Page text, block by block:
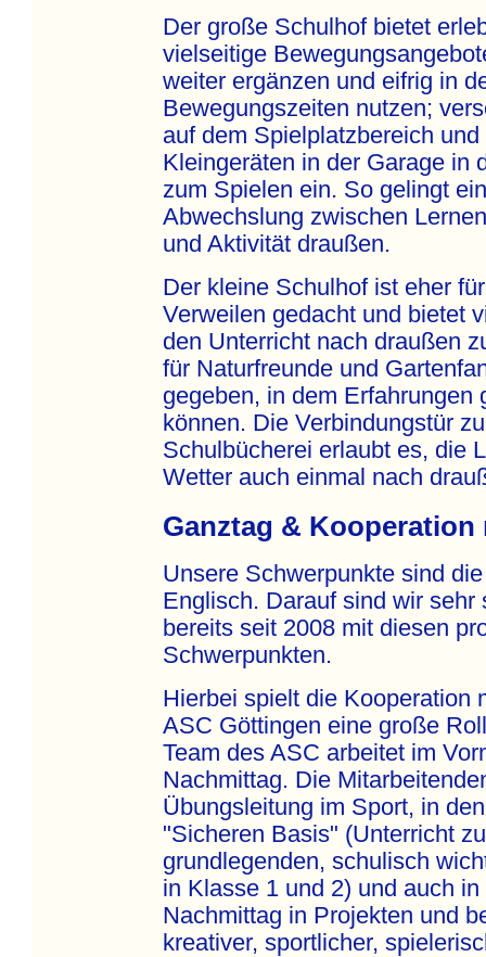
Der große Schulhof bietet
vielseitige
weiter ergänzen und eifrig in
Bewegungszeiten nutzen;
auf dem Spielplatzbereich
Kleingeräten in der Garage in
zum Spielen ein. So gelingt
Abwechslung zwischen
und Aktivität draußen.
Der kleine Schulhof ist eher
Verweilen gedacht und bietet
den Unterricht nach draußen
für Naturfreunde und
gegeben, in dem Erfahrungen
können. Die Verbindungstür
Schulbücherei erlaubt es, die
Wetter auch einmal nach
Ganztag & Kooperation
Unsere Schwerpunkte sind
Englisch. Darauf sind wir sehr
bereits seit 2008 mit diesen
Schwerpunkten.
Hierbei spielt die Kooperation
ASC Göttingen eine große
Team des ASC arbeitet im
Nachmittag. Die
Übungsleitung im Sport, in
"Sicheren Basis" (Unterricht
grundlegenden, schulisch
in Klasse 1 und 2) und auch
Nachmittag in Projekten und
kreativer, sportlicher,